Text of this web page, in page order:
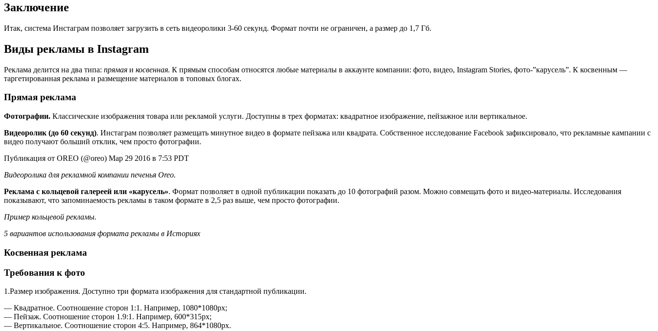
Заключение
Итак, система Инстаграм позволяет загрузить в сеть видеоролики 3-60 секунд. Формат почти не ограничен, а размер до 1,7 Гб.
Виды рекламы в Instagram
Реклама делится на два типа: прямая и косвенная. К прямым способам относятся любые материалы в аккаунте компании: фото, видео, Instagram Stories, фото-”карусель”. К косвенным —
таргетированная реклама и размещение материалов в топовых блогах.
Прямая реклама
Фотографии. Классические изображения товара или рекламой услуги. Доступны в трех форматах: квадратное изображение, пейзажное или вертикальное.
Видеоролик (до 60 секунд). Инстаграм позволяет размещать минутное видео в формате пейзажа или квадрата. Собственное исследование Facebook зафиксировало, что рекламные кампании с
видео получают больший отклик, чем просто фотографии.
Публикация от OREO (@oreo) Мар 29 2016 в 7:53 PDT
Видеоролика для рекламной компании печенья Oreo.
Реклама с кольцевой галереей или «карусель». Формат позволяет в одной публикации показать до 10 фотографий разом. Можно совмещать фото и видео-материалы. Исследования
показывают, что запоминаемость рекламы в таком формате в 2,5 раз выше, чем просто фотографии.
Пример кольцевой рекламы.
5 вариантов использования формата рекламы в Историях
Косвенная реклама
Требования к фото
1.Размер изображения. Доступно три формата изображения для стандартной публикации.
— Квадратное. Соотношение сторон 1:1. Например, 1080*1080px;
— Пейзаж. Соотношение сторон 1.9:1. Например, 600*315px;
— Вертикальное. Соотношение сторон 4:5. Например, 864*1080px.